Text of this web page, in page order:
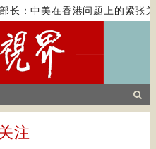
长：中美在香港问题上的紧张关
注